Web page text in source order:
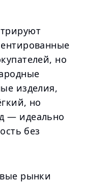
но
изделия,
но
— идеально
без
рынки